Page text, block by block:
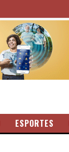
ESPORTES